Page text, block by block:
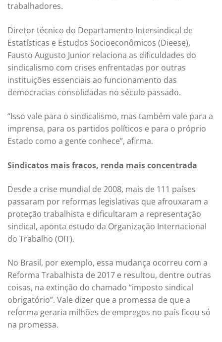
trabalhadores.
Diretor técnico do Departamento Intersindical de
Estatísticas e Estudos Socioeconômicos (Dieese),
Fausto Augusto Junior relaciona as dificuldades do
sindicalismo com crises enfrentadas por outras
instituições essenciais ao funcionamento das
democracias consolidadas no século passado.
“Isso vale para o sindicalismo, mas também vale para a
imprensa, para os partidos políticos e para o próprio
Estado como a gente conhece”, afirma.
Sindicatos mais fracos, renda mais concentrada
Desde a crise mundial de 2008, mais de 111 países
passaram por reformas legislativas que afrouxaram a
proteção trabalhista e dificultaram a representação
sindical, aponta estudo da Organização Internacional
do Trabalho (OIT).
No Brasil, por exemplo, essa mudança ocorreu com a
Reforma Trabalhista de 2017 e resultou, dentre outras
coisas, na extinção do chamado “imposto sindical
obrigatório”. Vale dizer que a promessa de que a
reforma geraria milhões de empregos no país ficou só
na promessa.